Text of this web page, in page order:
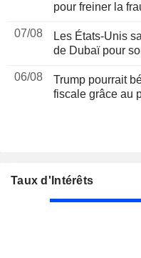
pour freiner la
07/08
Les États-Unis
de Dubaï pour
06/08
Trump pourrait
fiscale grâce au
Taux d'Intérêts